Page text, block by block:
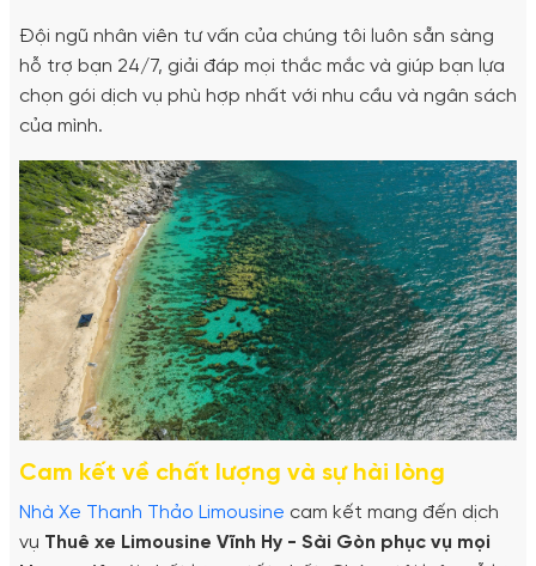
Đội ngũ nhân viên tư vấn của chúng tôi luôn sẵn sàng
hỗ trợ bạn 24/7, giải đáp mọi thắc mắc và giúp bạn lựa
chọn gói dịch vụ phù hợp nhất với nhu cầu và ngân sách
của mình.
Cam kết về chất lượng và sự hài lòng
Nhà Xe Thanh Thảo Limousine cam kết mang đến dịch
vụ Thuê xe Limousine Vĩnh Hy - Sài Gòn phục vụ mọi